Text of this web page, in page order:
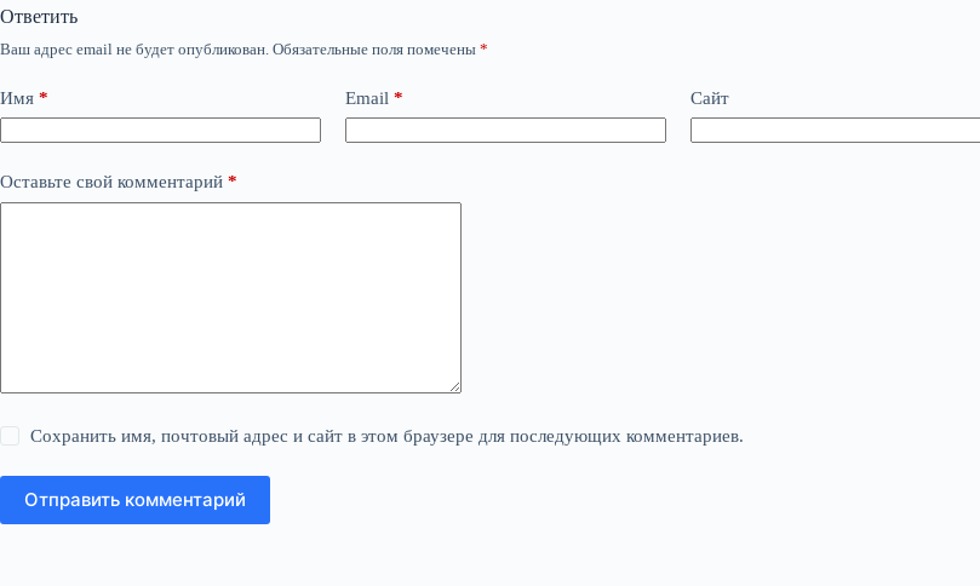
Ответить
Ваш адрес email не будет опубликован. Обязательные поля помечены *
Имя * Email * Сайт
Оставьте свой комментарий *
Сохранить имя, почтовый адрес и сайт в этом браузере для последующих комментариев.
Отправить комментарий